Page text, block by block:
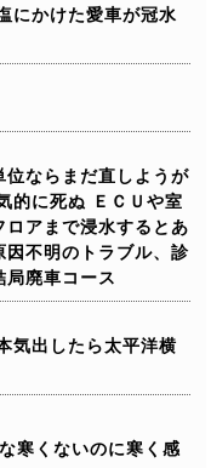
にかけた愛車が冠水
位ならまだ直しようが
的に死ぬ ＥＣＵや室
アまで浸水するとあ
因不明のトラブル、診
局廃車コース
気出したら太平洋横
寒くないのに寒く感